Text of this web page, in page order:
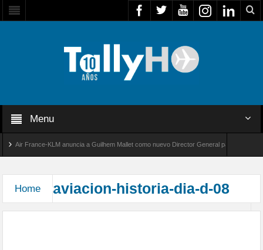
Menu
Air France-KLM anuncia a Guilhem Mallet como nuevo Director General para América
Home aviacion-historia-dia-d-08